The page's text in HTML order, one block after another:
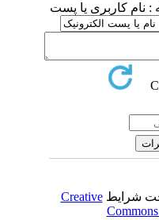
: نام کاربری یا پست
شرایطCreative